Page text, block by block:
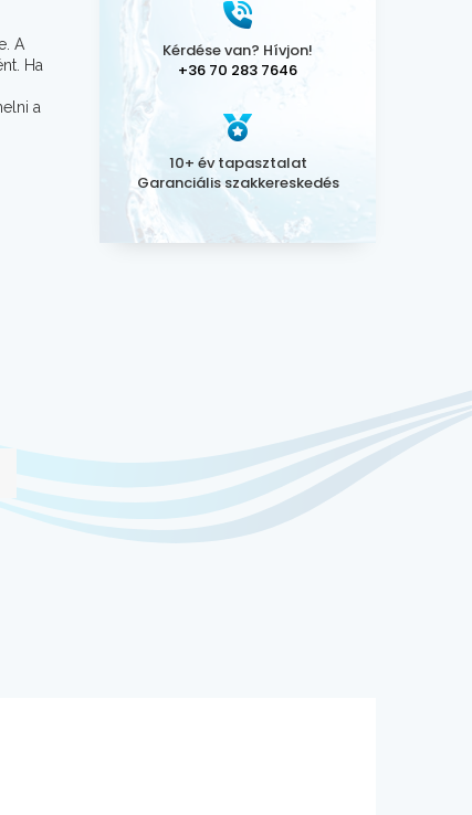
A
Ha
a
Kérdése van? Hívjon!
+36 70 283 7646
10+ év tapasztalat
Garanciális szakkereskedés